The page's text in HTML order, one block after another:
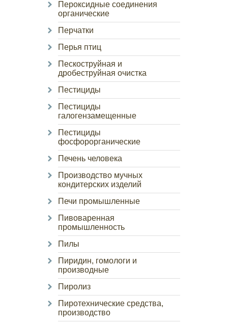
Пероксидные соединения
органические
Перчатки
Перья птиц
Пескоструйная и
дробеструйная очистка
Пестициды
Пестициды
галогензамещенные
Пестициды
фосфорорганические
Печень человека
Производство мучных
кондитерских изделий
Печи промышленные
Пивоваренная
промышленность
Пилы
Пиридин, гомологи и
производные
Пиролиз
Пиротехнические средства,
производство